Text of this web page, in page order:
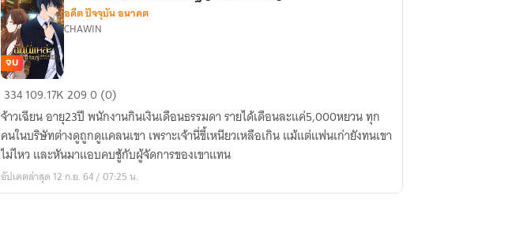
ฉัน
นี่
แหละ
ทายาท
เศรษฐี
[แปล
จบ
อดีต ปัจจุบัน อนาคต
CHAWIN
334109.17K2090 (0)
จ้าวเฉียน อายุ23ปี พนักงานกินเงินเดือนธรรมดา รายได้เดือนละแค่5,000หยวน ทุก
คนในบริษัทต่างดูถูกดูแคลนเขา เพราะเจ้านี่ขี้เหนียวเหลือเกิน แม้แต่แฟนเก่ายังทนเขา
ไม่ไหว และหันมาแอบคบชู้กับผู้จัดการของเขาแทน
อัปเดตล่าสุด 12 ก.ย. 64 / 07:25 น.